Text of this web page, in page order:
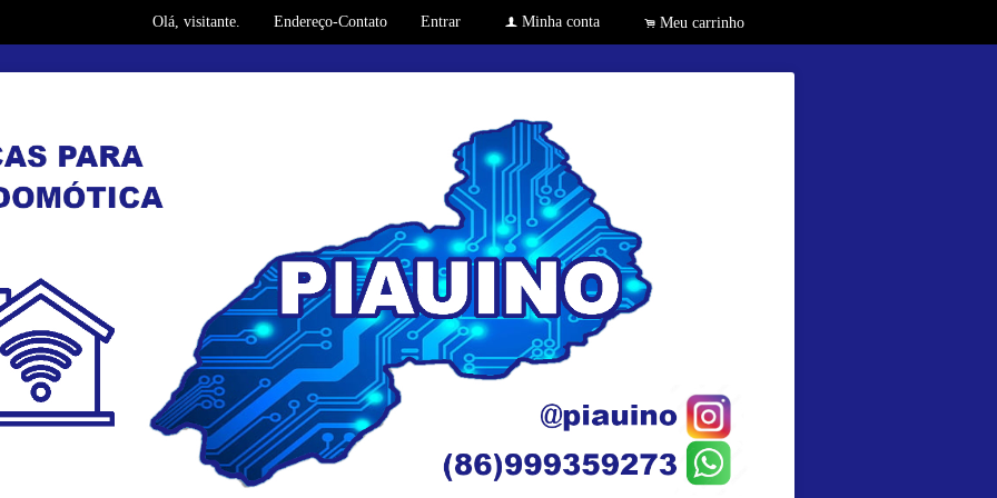
Olá, visitante. Endereço-Contato Entrar f Minha conta . Meu carrinho